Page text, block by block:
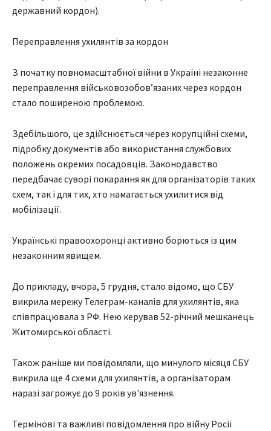
державний кордон).
Переправлення ухилянтів за кордон
З початку повномасштабної війни в Україні незаконне
переправлення військовозобов’язаних через кордон
стало поширеною проблемою.
Здебільшого, це здійснюється через корупційні схеми,
підробку документів або використання службових
положень окремих посадовців. Законодавство
передбачає суворі покарання як для організаторів таких
схем, так і для тих, хто намагається ухилитися від
мобілізації.
Українські правоохоронці активно борються із цим
незаконним явищем.
До прикладу, вчора, 5 грудня, стало відомо, що СБУ
викрила мережу Телеграм-каналів для ухилянтів, яка
співпрацювала з РФ. Нею керував 52-річний мешканець
Житомирської області.
Також раніше ми повідомляли, що минулого місяця СБУ
викрила ще 4 схеми для ухилянтів, а організаторам
наразі загрожує до 9 років ув'язнення.
Термінові та важливі повідомлення про війну Росії